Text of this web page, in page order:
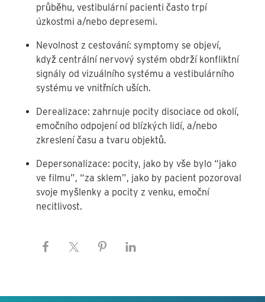
průběhu, vestibulární pacienti často trpí
úzkostmi a/nebo depresemi.
Nevolnost z cestování: symptomy se objeví,
když centrální nervový systém obdrží konfliktní
signály od vizuálního systému a vestibulárního
systému ve vnitřních uších.
Derealizace: zahrnuje pocity disociace od okolí,
emočního odpojení od blízkých lidí, a/nebo
zkreslení času a tvaru objektů.
Depersonalizace: pocity, jako by vše bylo “jako
ve filmu”, “za sklem”, jako by pacient pozoroval
svoje myšlenky a pocity z venku, emoční
necitlivost.